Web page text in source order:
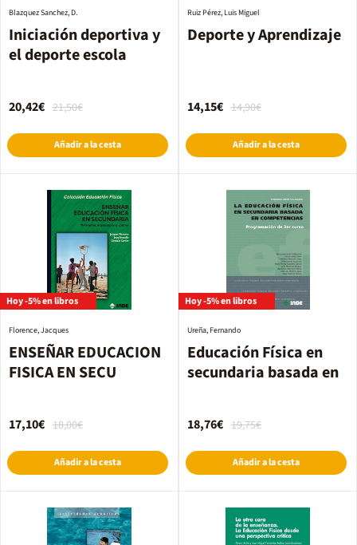
Iniciación deportiva y
el deporte escola
Blazquez Sanchez, D.
21,50€
20,42€
Añadir a la cesta
Deporte y Aprendizaje
Ruiz Pérez, Luis Miguel
14,90€
14,15€
Añadir a la cesta
Hoy -5% en libros
ENSEÑAR EDUCACION
FISICA EN SECU
Florence, Jacques
18,00€
17,10€
Añadir a la cesta
Hoy -5% en libros
Educación Física en
secundaria basada en
Ureña, Fernando
19,75€
18,76€
Añadir a la cesta